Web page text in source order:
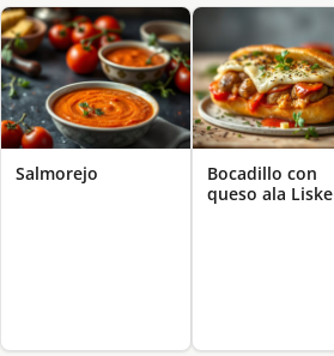
Salmorejo
Bocadillo con
queso ala Liske